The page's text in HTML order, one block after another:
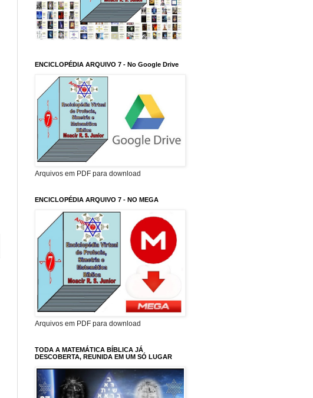
ENCICLOPÉDIA ARQUIVO 7 - No Google Drive
Arquivos em PDF para download
ENCICLOPÉDIA ARQUIVO 7 - NO MEGA
Arquivos em PDF para download
TODA A MATEMÁTICA BÍBLICA JÁ
DESCOBERTA, REUNIDA EM UM SÓ LUGAR